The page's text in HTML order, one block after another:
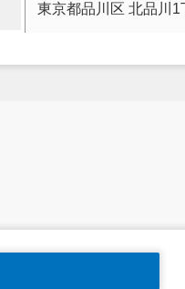
東京都品川区 北品川1